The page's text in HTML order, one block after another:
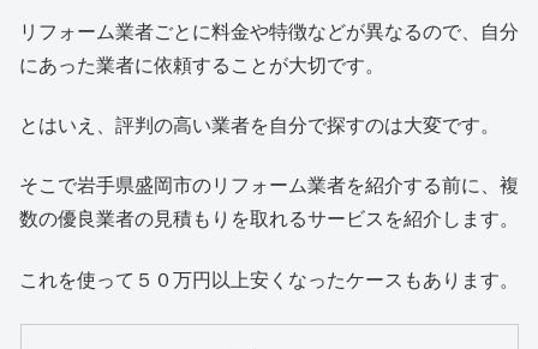
リフォーム業者ごとに料金や特徴などが異なるので、自分
にあった業者に依頼することが大切です。
とはいえ、評判の高い業者を自分で探すのは大変です。
そこで岩手県盛岡市のリフォーム業者を紹介する前に、複
数の優良業者の見積もりを取れるサービスを紹介します。
これを使って５０万円以上安くなったケースもあります。